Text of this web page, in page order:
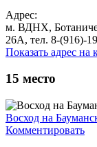
Адрес:
м. ВДНХ,
26А, тел. 8-(916)-
Показать адрес на
15 место
Восход на
Комментировать